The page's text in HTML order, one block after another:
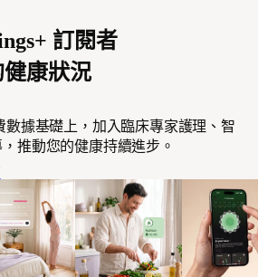
訂閱者
康狀況
數據基礎上，加入臨床專家護理、智
推動您的健康持續進步。